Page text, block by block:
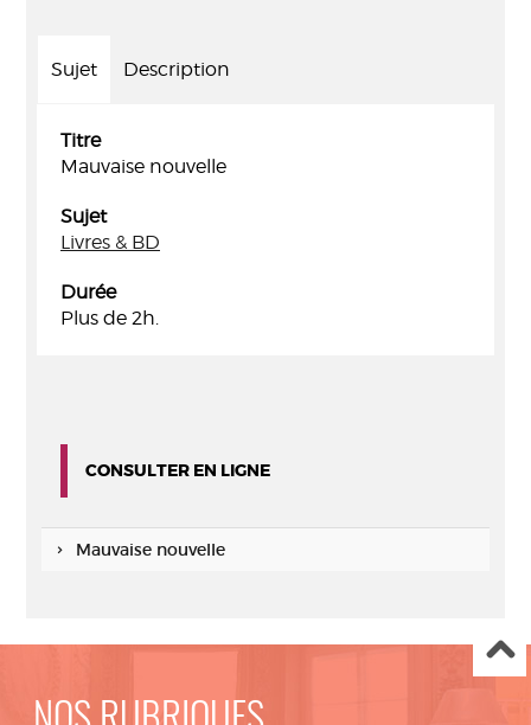
Sujet Description
Titre
Mauvaise nouvelle
Sujet
Livres & BD
Durée
Plus de 2h.
CONSULTER EN LIGNE
Mauvaise nouvelle